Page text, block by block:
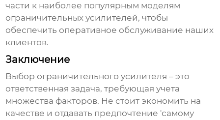
части к наиболее популярным моделям
ограничительных усилителей, чтобы
обеспечить оперативное обслуживание наших
клиентов.
Заключение
Выбор ограничительного усилителя – это
ответственная задача, требующая учета
множества факторов. Не стоит экономить на
качестве и отдавать предпочтение 'самому